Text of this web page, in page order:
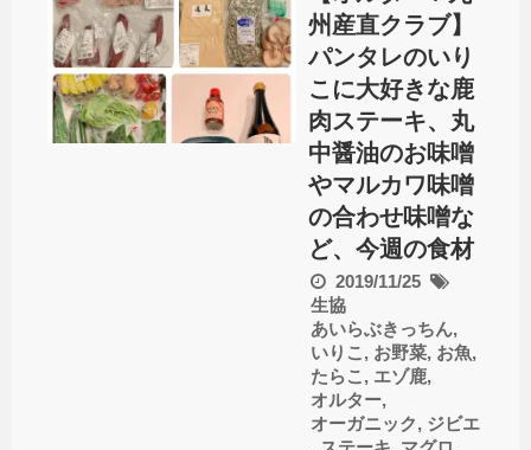
州産直クラブ】
パンタレのいり
こに大好きな鹿
肉ステーキ、丸
中醤油のお味噌
やマルカワ味噌
の合わせ味噌な
ど、今週の食材
2019/11/25
生協
あいらぶきっちん,
いりこ , お野菜, お魚,
たらこ , エゾ鹿,
オルター,
オーガニック, ジビエ